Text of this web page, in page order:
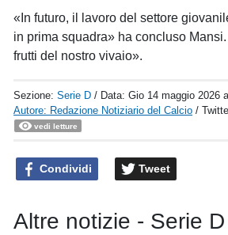
«In futuro, il lavoro del settore
in prima squadra» ha concluso
frutti del nostro vivaio».
Sezione:Serie D / Data:Gio 14 maggio 2026
Autore: Redazione Notiziario del Calcio /
vedi letture
Condividi Tweet
Altre notizie - Serie D